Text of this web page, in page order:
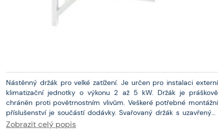
Nástěnný držák pro velké zatížení. Je určen pro instalaci externí
klimatizační jednotky o výkonu 2 až 5 kW. Držák je práškově
chráněn proti povětrnostním vlivům. Veškeré potřebné montážní
příslušenství je součástí dodávky. Svařovaný držák s uzavřeným
profilem 50x30 mm. Rozměry: 800 x 50 x 30 mm Max. zatížení
Zobrazit celý popis